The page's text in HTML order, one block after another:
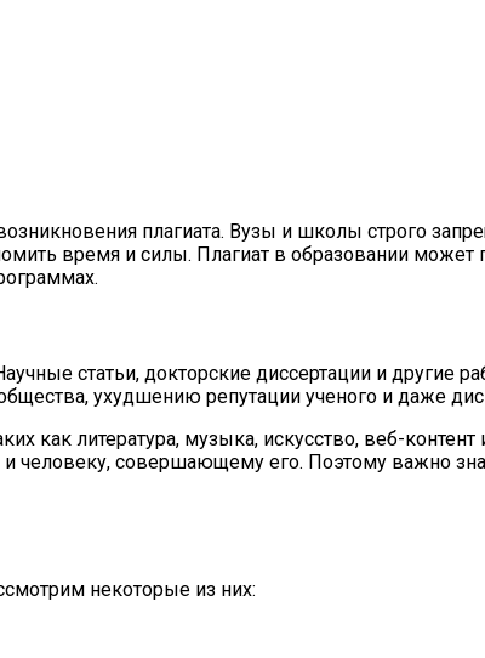
плагиата. Вузы и школы строго
время и силы. Плагиат в образовании
статьи, докторские диссертации и
ухудшению репутации ученого и даже
как литература, музыка, искусство, веб-
человеку, совершающему его. Поэтому важно
некоторые из них: